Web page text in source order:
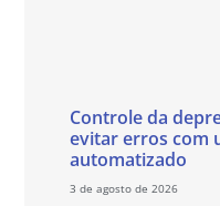
Controle da
evitar erros com
automatizado
3 de agosto de 2026